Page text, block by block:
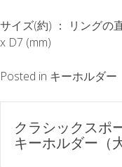
サイズ(約) ： リング
x D7 (mm)
Posted in キーホルダー
ポ
ス
クラシックスポ
キーホルダー（大